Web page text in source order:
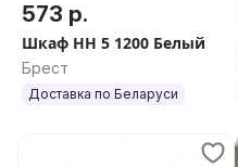
573 р.
Шкаф НН 5 1200 Белый
Брест
Доставка по Беларуси